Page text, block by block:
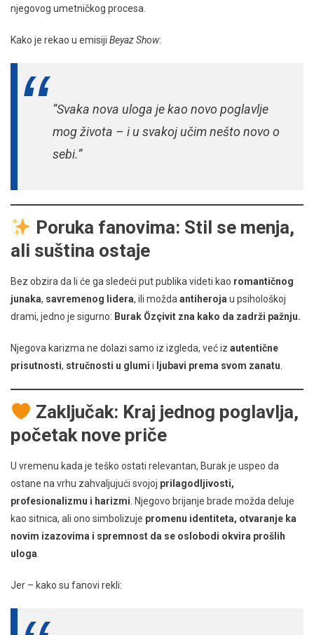
njegovog umetničkog procesa.
Kako je rekao u emisiji Beyaz Show:
“Svaka nova uloga je kao novo poglavlje
mog života – i u svakoj učim nešto novo o
sebi.”
Poruka fanovima: Stil se menja,
ali suština ostaje
Bez obzira da li će ga sledeći put publika videti kao romantičnog
junaka, savremenog lidera, ili možda antiheroja u psihološkoj
drami, jedno je sigurno: Burak Özçivit zna kako da zadrži pažnju.
Njegova karizma ne dolazi samo iz izgleda, već iz autentične
prisutnosti, stručnosti u glumi i ljubavi prema svom zanatu
Zaključak: Kraj jednog poglavlja,
početak nove priče
U vremenu kada je teško ostati relevantan, Burak je uspeo da
ostane na vrhu zahvaljujući svojoj prilagodljivosti,
profesionalizmu i harizmi . Njegovo brijanje brade možda deluje
kao sitnica, ali ono simbolizuje promenu identiteta, otvaranje ka
novim izazovima i spremnost da se oslobodi okvira prošlih
uloga
Jer – kako su fanovi rekli: